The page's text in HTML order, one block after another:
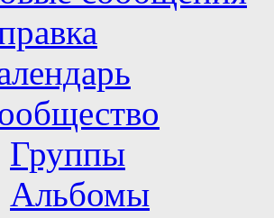
Группы
Альбомы